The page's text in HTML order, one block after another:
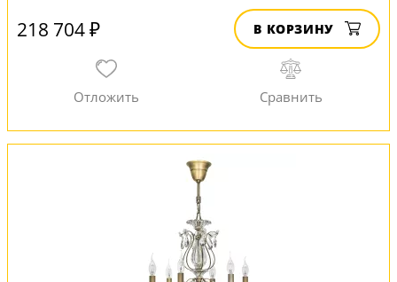
218 704 ₽ В КОРЗИНУ